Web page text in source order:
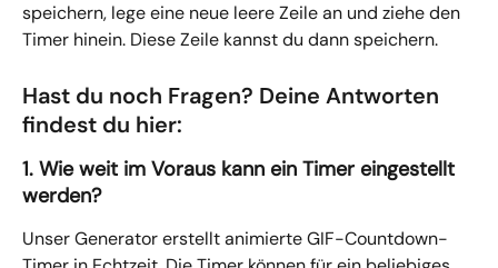
speichern, lege eine neue leere Zeile an und ziehe den
Timer hinein. Diese Zeile kannst du dann speichern.
Hast du noch Fragen? Deine Antworten
findest du hier:
1. Wie weit im Voraus kann ein Timer eingestellt
werden?
Unser Generator erstellt animierte GIF-Countdown-